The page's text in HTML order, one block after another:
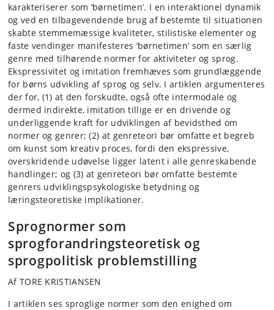
karakteriserer som ‘børnetimen’. I en interaktionel dynamik
og ved en tilbagevendende brug af bestemte til situationen
skabte stemmemæssige kvaliteter, stilistiske elementer og
faste vendinger manifesteres ‘børnetimen’ som en særlig
genre med tilhørende normer for aktiviteter og sprog.
Ekspressivitet og imitation fremhæves som grundlæggende
for børns udvikling af sprog og selv. I artiklen argumenteres
der for, (1) at den forskudte, også ofte intermodale og
dermed indirekte, imitation tillige er en drivende og
underliggende kraft for udviklingen af bevidsthed om
normer og genrer; (2) at genreteori bør omfatte et begreb
om kunst som kreativ proces, fordi den ekspressive,
overskridende udøvelse ligger latent i alle genreskabende
handlinger; og (3) at genreteori bør omfatte bestemte
genrers udviklingspsykologiske betydning og
læringsteoretiske implikationer.
Sprognormer som
sprogforandringsteoretisk og
sprogpolitisk problemstilling
Af TORE KRISTIANSEN
I artiklen ses sproglige normer som den enighed om